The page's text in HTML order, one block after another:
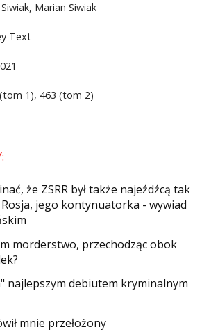
Marian Siwiak
Text
1), 463 (tom 2)
że ZSRR był także najeźdźcą tak
Rosja, jego kontynuatorka - wywiad
morderstwo, przechodząc obok
najlepszym debiutem kryminalnym
mnie przełożony